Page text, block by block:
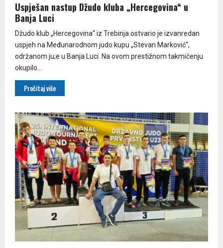
Uspješan nastup Džudo kluba „Hercegovina“ u
Banja Luci
Džudo klub „Hercegovina“ iz Trebinja ostvario je izvanredan
uspjeh na Međunarodnom judo kupu „Stevan Marković“,
održanom ju;e u Banja Luci. Na ovom prestižnom takmičenju
okupilo...
Pročitaj više